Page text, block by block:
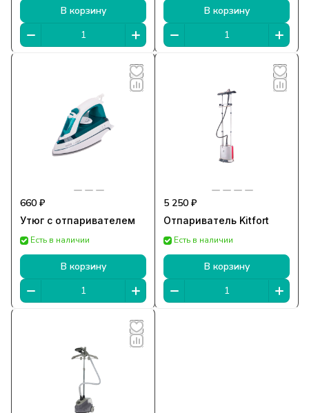
В корзину В корзину
660 ₽
Утюг с отпаривателем
Есть в наличии
В корзину
5 250 ₽
Отпариватель Kitfort
Есть в наличии
В корзину